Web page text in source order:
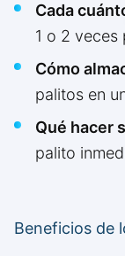
Cada
1 o 2 veces
Cómo
palitos en
Qué hacer
palito
Beneficios de